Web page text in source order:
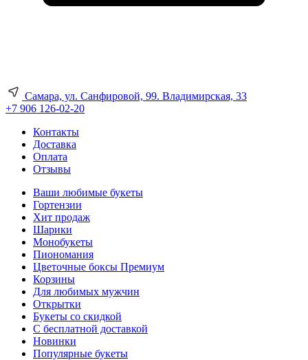
Самара, ул. Санфировой, 99. Владимирская, 33
+7 906 126-02-20
Контакты
Доставка
Оплата
Отзывы
Ваши любимые букеты
Гортензии
Хит продаж
Шарики
Монобукеты
Пиономания
Цветочные боксы Премиум
Корзины
Для любимых мужчин
Открытки
Букеты со скидкой
С бесплатной доставкой
Новинки
Популярные букеты